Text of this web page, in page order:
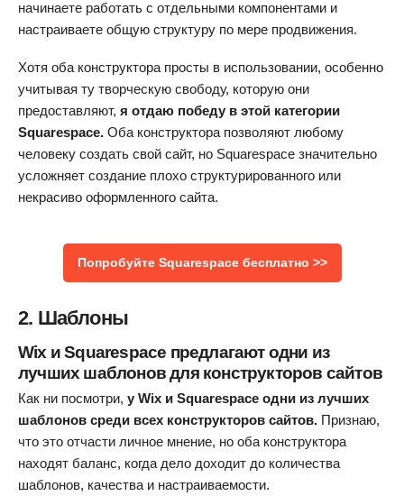
начинаете работать с отдельными компонентами и
настраиваете общую структуру по мере продвижения.
Хотя оба конструктора просты в использовании, особенно
учитывая ту творческую свободу, которую они
предоставляют, я отдаю победу в этой категории
Squarespace. Оба конструктора позволяют любому
человеку создать свой сайт, но Squarespace значительно
усложняет создание плохо структурированного или
некрасиво оформленного сайта.
Попробуйте Squarespace бесплатно >>
2. Шаблоны
Wix и Squarespace предлагают одни из
лучших шаблонов для конструкторов сайтов
Как ни посмотри, у Wix и Squarespace одни из лучших
шаблонов среди всех конструкторов сайтов. Признаю,
что это отчасти личное мнение, но оба конструктора
находят баланс, когда дело доходит до количества
шаблонов, качества и настраиваемости.